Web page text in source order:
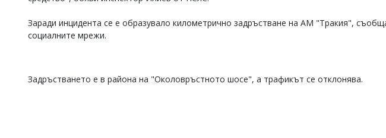
Заради инцидента се е образувало километрично задръстване на АМ "Тракия",
социалните мрежи.
Задръстването е в района на "Околовръстното шосе", а трафикът се отклонява.